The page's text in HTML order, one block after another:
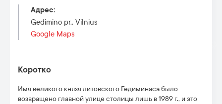
Коротко
Имя великого князя литовского Гедиминаса было
возвращено главной улице столицы лишь в 1989 г., и это
Адрес:
Gedimino pr., Vilnius
Google Maps